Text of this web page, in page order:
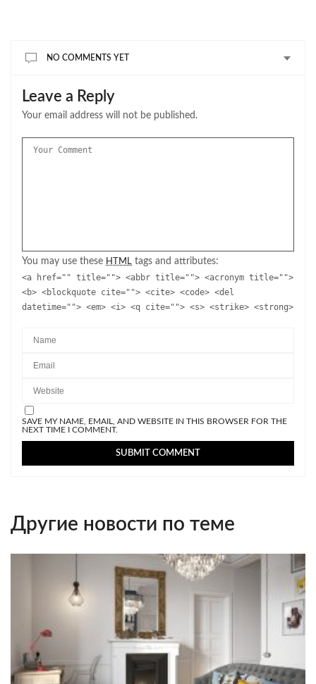
NO COMMENTS YET
Leave a Reply
Your email address will not be published.
You may use these HTML tags and attributes:
<a href="" title=""> <abbr title=""> <acronym title="">
<b> <blockquote cite=""> <cite> <code> <del
datetime=""> <em> <i> <q cite=""> <s> <strike> <strong>
SAVE MY NAME, EMAIL, AND WEBSITE IN THIS BROWSER FOR THE
NEXT TIME I COMMENT.
Другие новости по теме